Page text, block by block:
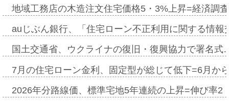
地域工務店の木造注文住宅価格5・3%上昇=経済調
auじぶん銀行、「住宅ローン不正利用に関する情
国土交通省、ウクライナの復旧・復興協力で署名
7月の住宅ローン金利、固定型が総じて低下=6月か
2026年分路線価、標準宅地5年連続の上昇=伸び率